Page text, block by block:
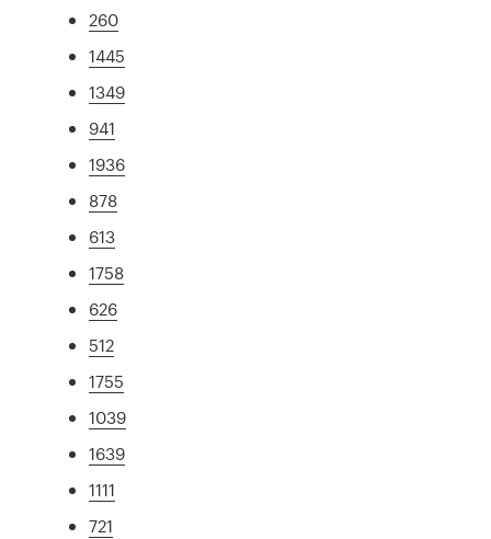
260
1445
1349
941
1936
878
613
1758
626
512
1755
1039
1639
1111
721